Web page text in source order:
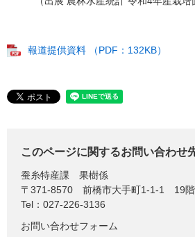
報道提供資料 （PDF：132KB）
このページに関するお問い合わせ
蚕糸特産課
果樹係
〒371-8570
前橋市大手町1-1-1 19階
Tel：027-226-3136
お問い合わせフォーム